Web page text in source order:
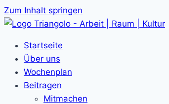
Zum Inhalt springen
Startseite
Über uns
Wochenplan
Beitragen
Mitmachen